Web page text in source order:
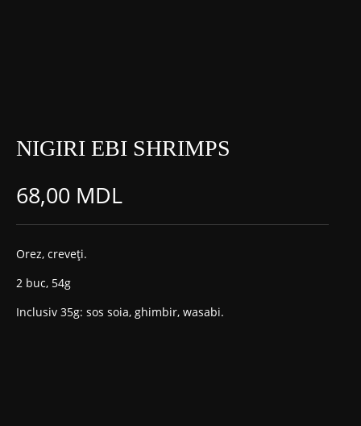
NIGIRI EBI SHRIMPS
68,00 MDL
Orez, creveți.
2 buc, 54g
Inclusiv 35g: sos soia, ghimbir, wasabi.